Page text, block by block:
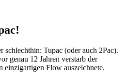
Tupac (oder auch 2Pac).
genau 12 Jahren verstarb der
einzigartigen Flow auszeichnete.